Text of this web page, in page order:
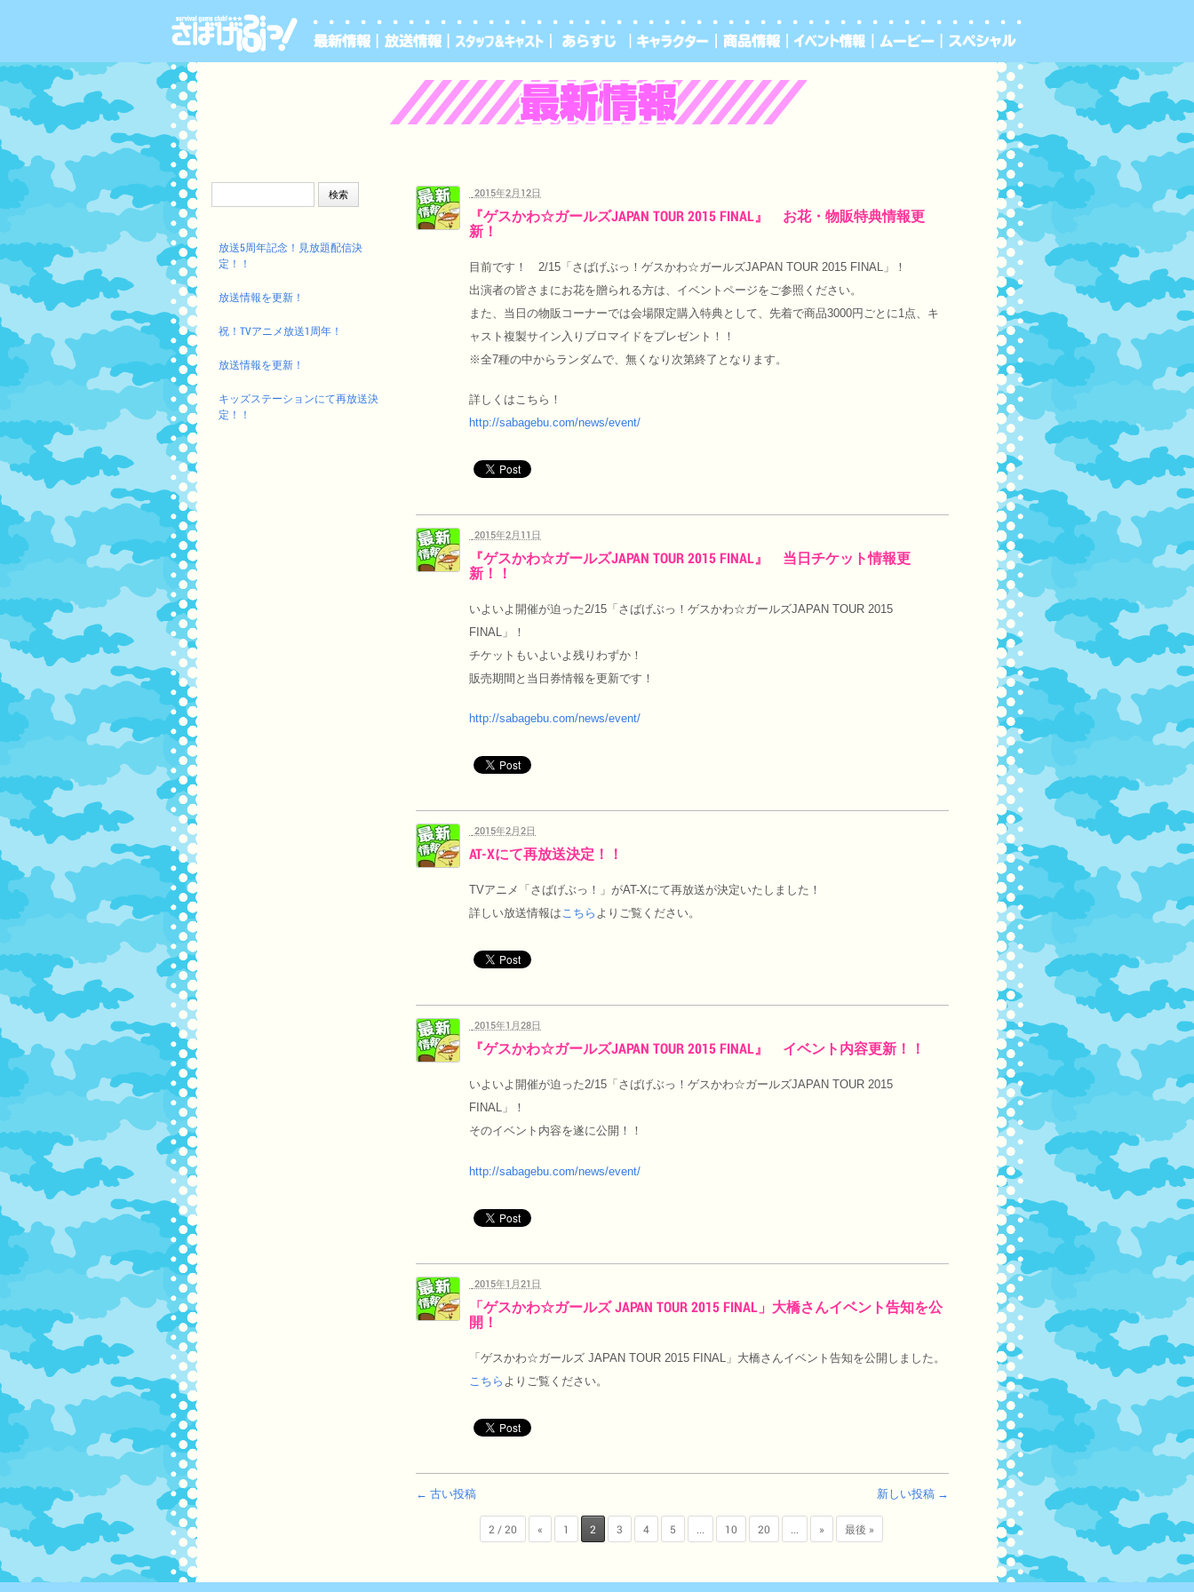
検索:
放送5周年記念！見放題配信決
定！！
放送情報を更新！
祝！TVアニメ放送1周年！
放送情報を更新！
キッズステーションにて再放送決
定！！
2015年2月12日
『ゲスかわ☆ガールズJAPAN TOUR 2015 FINAL』 お花・物販特典情報更
新！
目前です！ 2/15「さばげぶっ！ゲスかわ☆ガールズJAPAN TOUR 2015 FINAL」！
出演者の皆さまにお花を贈られる方は、イベントページをご参照ください。
また、当日の物販コーナーでは会場限定購入特典として、先着で商品3000円ごとに1点、キ
ャスト複製サイン入りブロマイドをプレゼント！！
※全7種の中からランダムで、無くなり次第終了となります。
詳しくはこちら！
http://sabagebu.com/news/event/
2015年2月11日
『ゲスかわ☆ガールズJAPAN TOUR 2015 FINAL』 当日チケット情報更
新！！
いよいよ開催が迫った2/15「さばげぶっ！ゲスかわ☆ガールズJAPAN TOUR 2015
FINAL」！
チケットもいよいよ残りわずか！
販売期間と当日券情報を更新です！
http://sabagebu.com/news/event/
2015年2月2日
AT-Xにて再放送決定！！
TVアニメ「さばげぶっ！」がAT-Xにて再放送が決定いたしました！
詳しい放送情報はこちら よりご覧ください。
2015年1月28日
『ゲスかわ☆ガールズJAPAN TOUR 2015 FINAL』 イベント内容更新！！
いよいよ開催が迫った2/15「さばげぶっ！ゲスかわ☆ガールズJAPAN TOUR 2015
FINAL」！
そのイベント内容を遂に公開！！
http://sabagebu.com/news/event/
2015年1月21日
「ゲスかわ☆ガールズ JAPAN TOUR 2015 FINAL」大橋さんイベント告知を公
開！
「ゲスかわ☆ガールズ JAPAN TOUR 2015 FINAL」大橋さんイベント告知を公開しました。
こちら よりご覧ください。
← 古い投稿 新しい投稿 →
2 / 20 « 1 2 3 4 5 ... 10 20 ... » 最後 »